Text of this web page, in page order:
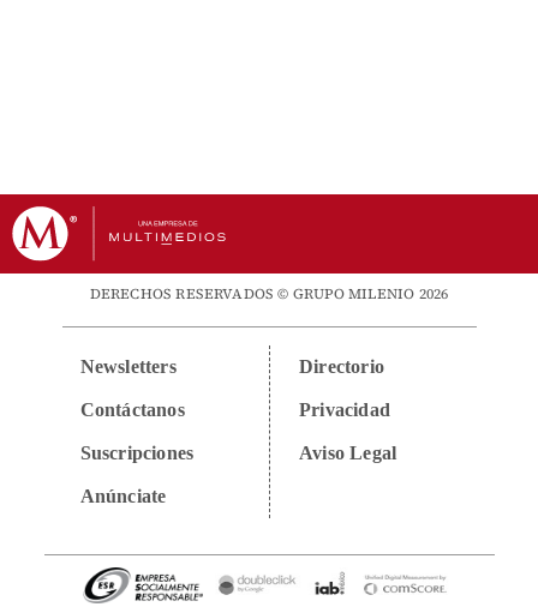
DERECHOS RESERVADOS © GRUPO MILENIO 2026
Newsletters
Contáctanos
Suscripciones
Anúnciate
Directorio
Privacidad
Aviso Legal